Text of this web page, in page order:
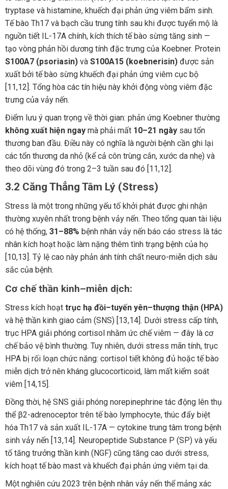
tryptase và histamine, khuếch đại phản ứng viêm bẩm sinh.
Tế bào Th17 và bạch cầu trung tính sau khi được tuyển mộ là
nguồn tiết IL-17A chính, kích thích tế bào sừng tăng sinh —
tạo vòng phản hồi dương tính đặc trưng của Koebner. Protein
S100A7 (psoriasin)và S100A15 (koebnerisin)được sản
xuất bởi tế bào sừng khuếch đại phản ứng viêm cục bộ
[11,12]. Tổng hòa các tín hiệu này khởi động vòng viêm đặc
trưng của vảy nến.
Điểm lưu ý quan trọng về thời gian: phản ứng Koebner thường
không xuất hiện ngaymà phải mất 10–21 ngàysau tổn
thương ban đầu. Điều này có nghĩa là người bệnh cần ghi lại
các tổn thương da nhỏ (kể cả côn trùng cắn, xước da nhẹ) và
theo dõi vùng đó trong 2–3 tuần sau đó [11,12].
3.2 Căng Thẳng Tâm Lý (Stress)
Stress là một trong những yếu tố khởi phát được ghi nhận
thường xuyên nhất trong bệnh vảy nến. Theo tổng quan tài liệu
có hệ thống, 31–88% bệnh nhân vảy nến báo cáo stress là tác
nhân kích hoạt hoặc làm nặng thêm tình trạng bệnh của họ
[10,13]. Tỷ lệ cao này phản ánh tính chất neuro-miễn dịch sâu
sắc của bệnh.
Cơ chế thần kinh–miễn dịch:
Stress kích hoạt trục hạ đồi–tuyến yên–thượng thận (HPA)
và hệ thần kinh giao cảm (SNS) [13,14]. Dưới stress cấp tính,
trục HPA giải phóng cortisol nhằm ức chế viêm — đây là cơ
chế bảo vệ bình thường. Tuy nhiên, dưới stress mãn tính, trục
HPA bị rối loạn chức năng: cortisol tiết không đủ hoặc tế bào
miễn dịch trở nên kháng glucocorticoid, làm mất kiểm soát
viêm [14,15].
Đồng thời, hệ SNS giải phóng norepinephrine tác động lên thụ
thể β2-adrenoceptor trên tế bào lymphocyte, thúc đẩy biệt
hóa Th17 và sản xuất IL-17A — cytokine trung tâm trong bệnh
sinh vảy nến [13,14]. Neuropeptide Substance P (SP) và yếu
tố tăng trưởng thần kinh (NGF) cũng tăng cao dưới stress,
kích hoạt tế bào mast và khuếch đại phản ứng viêm tại da.
Một nghiên cứu 2023 trên bệnh nhân vảy nến thể mảng xác